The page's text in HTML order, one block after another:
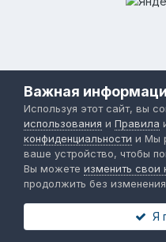
Важная
Используя этот сайт, вы
использования и Правила
конфиденциальности и Мы
ваше устройство, чтобы
Вы можете изменить свои
продолжить без
Я